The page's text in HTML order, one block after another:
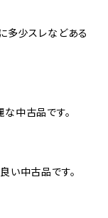
多少スレなどある
中古品です。
い中古品です。